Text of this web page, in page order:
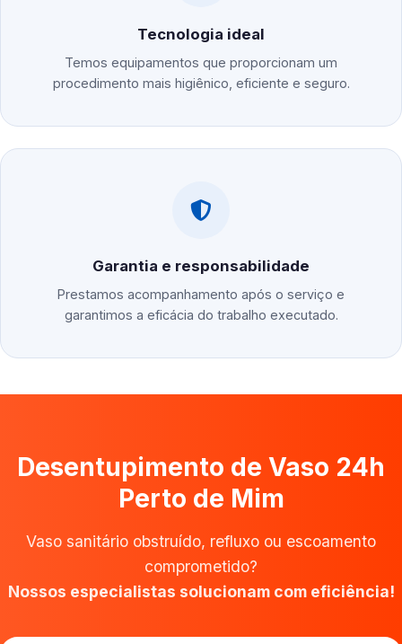
Tecnologia ideal
Temos equipamentos que proporcionam um
procedimento mais higiênico, eficiente e seguro.
Garantia e responsabilidade
Prestamos acompanhamento após o serviço e
garantimos a eficácia do trabalho executado.
Desentupimento de Vaso 24h
Perto de Mim
Vaso sanitário obstruído, refluxo ou escoamento
comprometido?
Nossos especialistas solucionam com eficiência!